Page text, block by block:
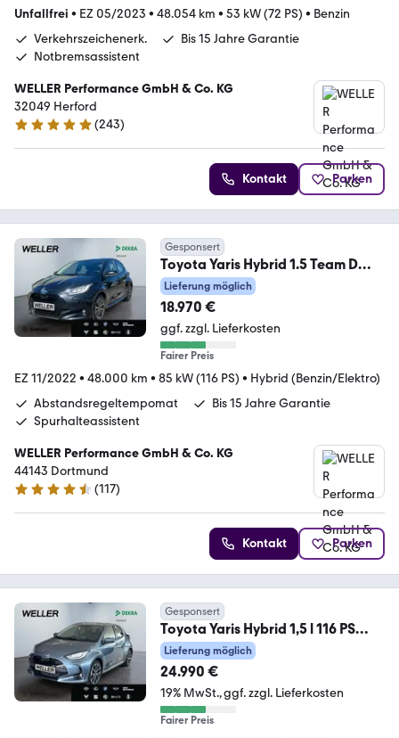
Unfallfrei • EZ 05/2023 • 48.054 km • 53 kW (72 PS) • Benzin
Verkehrszeichenerk.
Bis 15 Jahre Garantie
Notbremsassistent
WELLER Performance GmbH & Co. KG
32049 Herford
4.8 Sterne
(243)
Kontakt Parken
Gesponsert
Toyota Yaris Hybrid 1.5 Team D
*CarPlay*SHZ*CAM*SmartKe
Lieferung möglich
18.970 €
ggf. zzgl. Lieferkosten
Fairer Preis
EZ 11/2022 • 48.000 km • 85 kW (116 PS) • Hybrid (Benzin/Elektro)
Abstandsregeltempomat
Bis 15 Jahre Garantie
Spurhalteassistent
WELLER Performance GmbH & Co. KG
44143 Dortmund
4.6 Sterne
(117)
Kontakt Parken
Gesponsert
Toyota Yaris Hybrid 1,5 l 116 PS
CVT, 5-türig TEAMPLAYE
Lieferung möglich
24.990 €
19% MwSt. ggf. zzgl. Lieferkosten
Fairer Preis